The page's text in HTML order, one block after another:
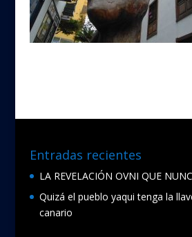
Entradas recientes
LA REVELACIÓN OVNI QUE
Quizá el pueblo yaqui tenga la
canario